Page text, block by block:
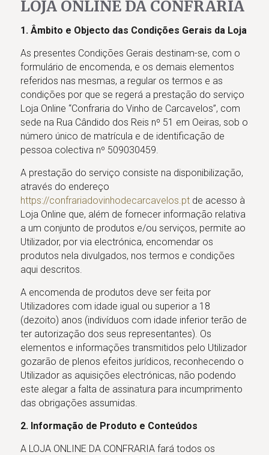
LOJA ONLINE DA CONFRARIA
1. Âmbito e Objecto das Condições Gerais da Loja
As presentes Condições Gerais destinam-se, com o
formulário de encomenda, e os demais elementos
referidos nas mesmas, a regular os termos e as
condições por que se regerá a prestação do serviço
Loja Online “Confraria do Vinho de Carcavelos”, com
sede na Rua Cândido dos Reis nº 51 em Oeiras, sob o
número único de matrícula e de identificação de
pessoa colectiva nº 509030459.
A prestação do serviço consiste na disponibilização,
através do endereço
https://confrariadovinhodecarcavelos.ptde acesso à
Loja Online que, além de fornecer informação relativa
a um conjunto de produtos e/ou serviços, permite ao
Utilizador, por via electrónica, encomendar os
produtos nela divulgados, nos termos e condições
aqui descritos.
A encomenda de produtos deve ser feita por
Utilizadores com idade igual ou superior a 18
(dezoito) anos (indivíduos com idade inferior terão de
ter autorização dos seus representantes). Os
elementos e informações transmitidos pelo Utilizador
gozarão de plenos efeitos jurídicos, reconhecendo o
Utilizador as aquisições electrónicas, não podendo
este alegar a falta de assinatura para incumprimento
das obrigações assumidas.
2. Informação de Produto e Conteúdos
A LOJA ONLINE DA CONFRARIA fará todos os